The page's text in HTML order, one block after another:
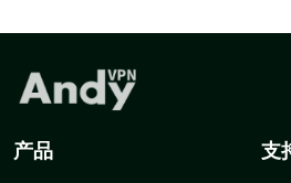
产品 支